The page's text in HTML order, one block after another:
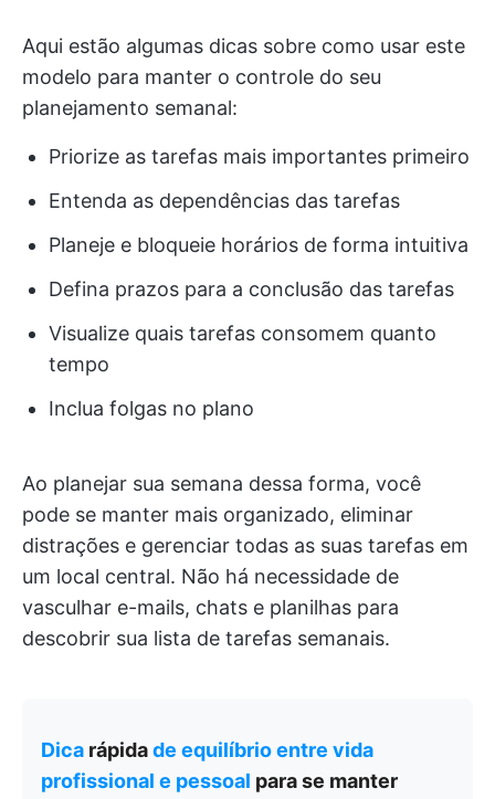
Aqui estão algumas dicas sobre como usar este
modelo para manter o controle do seu
planejamento semanal:
Priorize as tarefas mais importantes primeiro
Entenda as dependências das tarefas
Planeje e bloqueie horários de forma intuitiva
Defina prazos para a conclusão das tarefas
Visualize quais tarefas consomem quanto
tempo
Inclua folgas no plano
Ao planejar sua semana dessa forma, você
pode se manter mais organizado, eliminar
distrações e gerenciar todas as suas tarefas em
um local central. Não há necessidade de
vasculhar e-mails, chats e planilhas para
descobrir sua lista de tarefas semanais.
Dica rápidade equilíbrio entre vida
profissional e pessoal para se manter